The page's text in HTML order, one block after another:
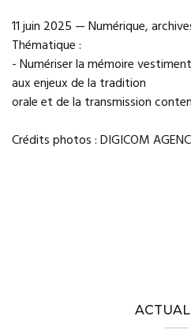
11 juin 2025 — Numérique,
Thématique :
- Numériser la mémoire
aux enjeux de la tradition
orale et de la transmission
Crédits photos : DIGICOM